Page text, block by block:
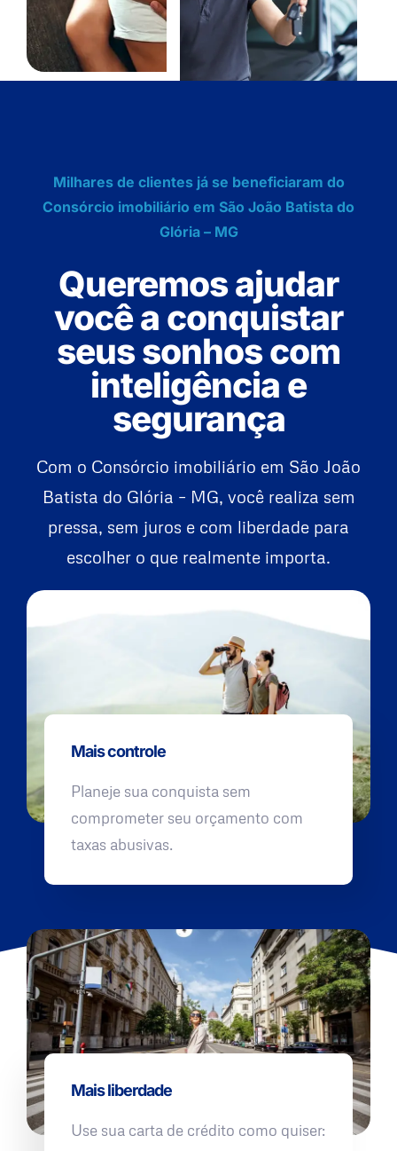
Milhares de clientes já se beneficiaram do
Consórcio imobiliário em São João Batista do
Glória – MG
Queremos ajudar
você a conquistar
seus sonhos com
inteligência e
segurança
Com o Consórcio imobiliário em São João
Batista do Glória – MG, você realiza sem
pressa, sem juros e com liberdade para
escolher o que realmente importa.
Mais controle
Planeje sua conquista sem
comprometer seu orçamento com
taxas abusivas.
Mais liberdade
Use sua carta de crédito como quiser: